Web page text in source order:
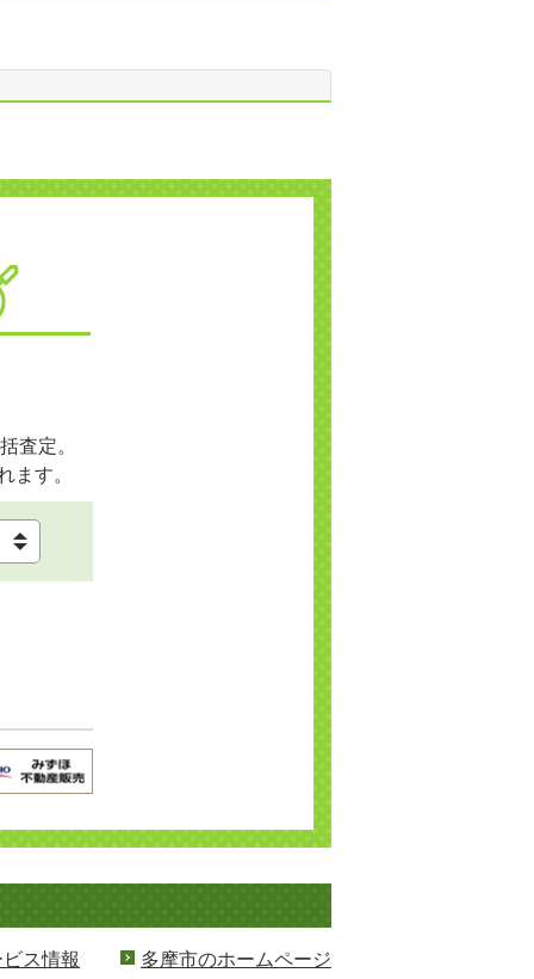
査定。
ます。
ス情報 多摩市のホームページ